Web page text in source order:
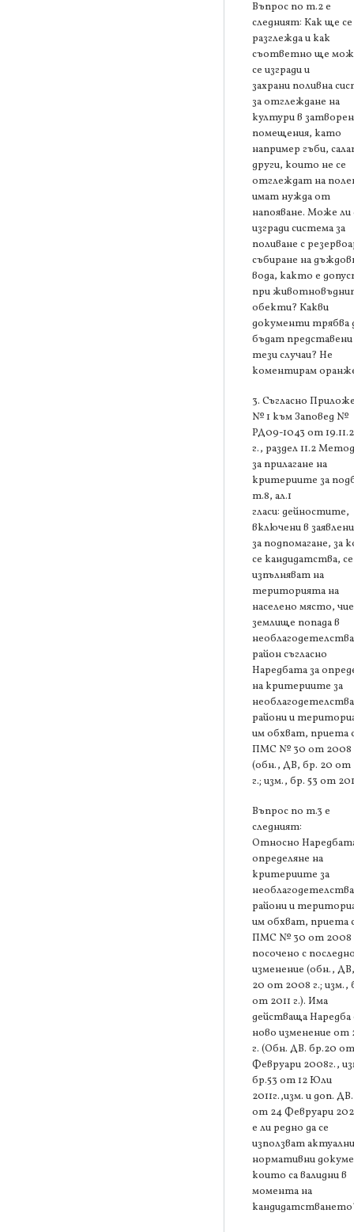
Въпрос по т.2 е
следният: Как ще се
разглежда и как
съответно ще
се изгради и
захрани поливна
за отглеждане на
култури в
помещения, като
например гъби,
други, които не се
отглеждат на
имат нужда от
напояване. Може ли
изгради система за
поливане с
събиране на
вода, както е
при
обекти? Какви
документи трябва
бъдат представени
тези случаи? Не
коментирам
3. Съгласно
№ 1 към Заповед №
РД09-1043 от
г., раздел 11.2
за прилагане на
критериите за
т.8, ал.1
гласи: дейностите,
включени в
за подпомагане, за
се кандидатства, се
изпълняват на
територията на
населено място,
землище попада в
район съгласно
Наредбата за
на критериите за
райони и
им обхват, приета
ПМС № 30 от 2008
(обн., ДВ, бр. 20 от
г.; изм., бр. 53 от
Въпрос по т.3 е
следният:
Относно
определяне на
критериите за
райони и
им обхват, приета
ПМС № 30 от 2008
посочено с
изменение (обн.,
20 от 2008 г.; изм.,
от 2011 г.). Има
действаща Наредба
ново изменение от
г. (Обн. ДВ. бр.20
Февруари 2008г.,
бр.53 от 12 Юли
2011г.,изм. и доп.
от 24 Февруари
е ли редно да се
използват
нормативни
които са валидни в
момента на